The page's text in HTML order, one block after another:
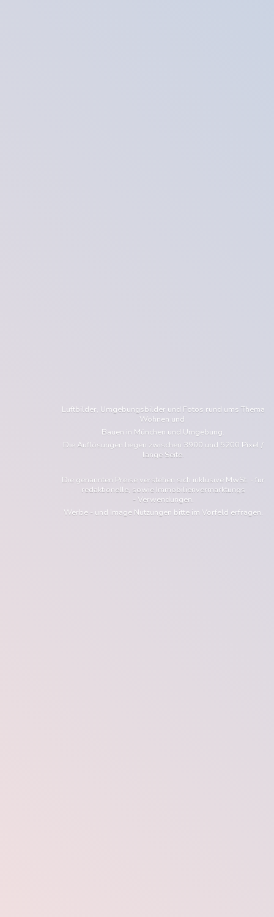
Luftbilder, Umgebungsbilder und Fotos rund ums Thema
Wohnen und
Bauen in München und Umgebung.
Die Auflösungen liegen zwischen 3900 und 5200 Pixel /
lange Seite.
Die genannten Preise verstehen sich inklusive MwSt. - für
redaktionelle, sowie Immobilienvermarktungs
- Verwendungen.
Werbe - und Image Nutzungen bitte im Vorfeld erfragen.